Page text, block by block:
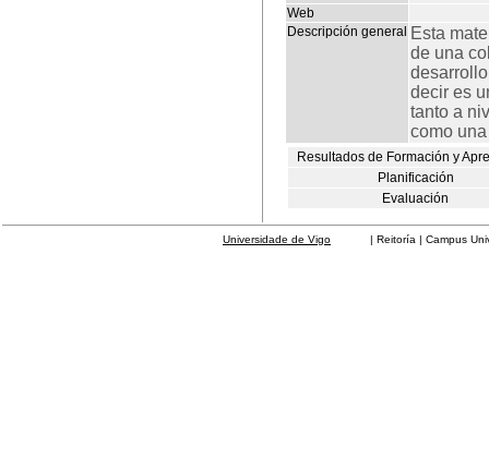
Web
Descripción general Esta
de una
decir es
tanto a
como
Resultados de Formación y
Planificación
Evaluación
Universidade de Vigo | Reitoría | Campus